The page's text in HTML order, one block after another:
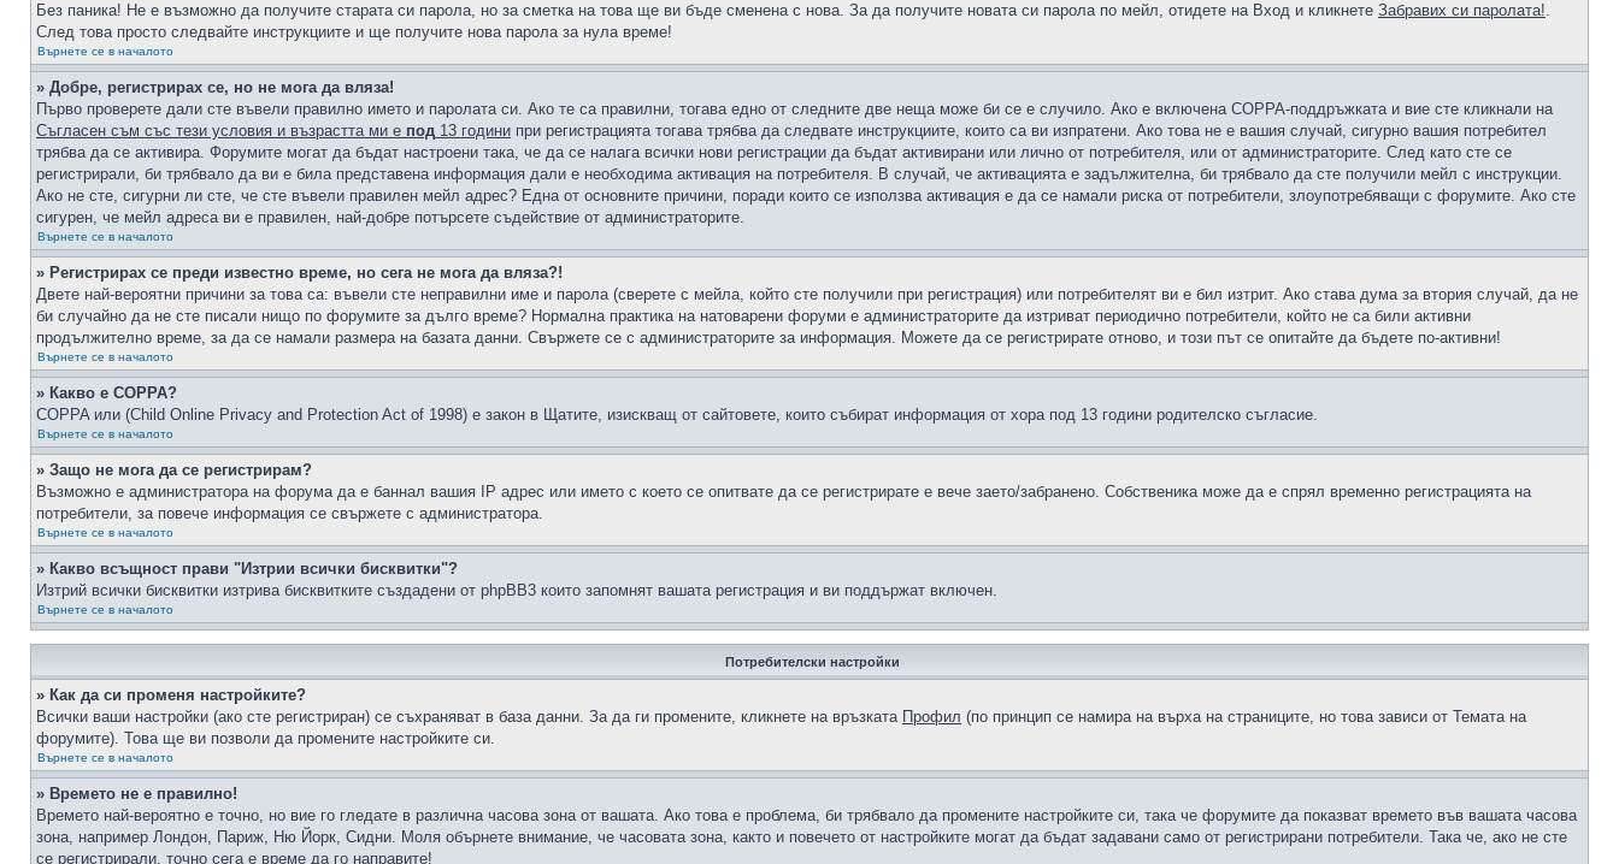
Без паника! Не е възможно да получите старата си парола, но за сметка на това ще ви бъде сменена с нова. За да получите новата си парола по мейл, отидете на Вход и кликнете Забравих си паролата!.
След това просто следвайте инструкциите и ще получите нова парола за нула време!
Върнете се в началото
» Добре, регистрирах се, но не мога да вляза!
Първо проверете дали сте въвели правилно името и паролата си. Ако те са правилни, тогава едно от следните две неща може би се е случило. Ако е включена COPPA-поддръжката и вие сте кликнали на
Съгласен съм със тези условия и възрастта ми е под 13 години при регистрацията тогава трябва да следвате инструкциите, които са ви изпратени. Ако това не е вашия случай, сигурно вашия потребител
трябва да се активира. Форумите могат да бъдат настроени така, че да се налага всички нови регистрации да бъдат активирани или лично от потребителя, или от администраторите. След като сте се
регистрирали, би трябвало да ви е била представена информация дали е необходима активация на потребителя. В случай, че активацията е задължителна, би трябвало да сте получили мейл с инструкции.
Ако не сте, сигурни ли сте, че сте въвели правилен мейл адрес? Една от основните причини, поради които се използва активация е да се намали риска от потребители, злоупотребяващи с форумите. Ако сте
сигурен, че мейл адреса ви е правилен, най-добре потърсете съдействие от администраторите.
Върнете се в началото
» Регистрирах се преди известно време, но сега не мога да вляза?!
Двете най-вероятни причини за това са: въвели сте неправилни име и парола (сверете с мейла, който сте получили при регистрация) или потребителят ви е бил изтрит. Ако става дума за втория случай, да не
би случайно да не сте писали нищо по форумите за дълго време? Нормална практика на натоварени форуми е администраторите да изтриват периодично потребители, който не са били активни
продължително време, за да се намали размера на базата данни. Свържете се с администраторите за информация. Можете да се регистрирате отново, и този път се опитайте да бъдете по-активни!
Върнете се в началото
» Какво е COPPA?
COPPA или (Child Online Privacy and Protection Act of 1998) е закон в Щатите, изискващ от сайтовете, които събират информация от хора под 13 години родителско съгласие.
Върнете се в началото
» Защо не мога да се регистрирам?
Възможно е администратора на форума да е баннал вашия IP адрес или името с което се опитвате да се регистрирате е вече заето/забранено. Собственика може да е спрял временно регистрацията на
потребители, за повече информация се свържете с администратора.
Върнете се в началото
» Какво всъщност прави "Изтрии всички бисквитки"?
Изтрий всички бисквитки изтрива бисквитките създадени от phpBB3 които запомнят вашата регистрация и ви поддържат включен.
Върнете се в началото
Потребителски настройки
» Как да си променя настройките?
Всички ваши настройки (ако сте регистриран) се съхраняват в база данни. За да ги промените, кликнете на връзката Профил (по принцип се намира на върха на страниците, но това зависи от Темата на
форумите). Това ще ви позволи да промените настройките си.
Върнете се в началото
» Времето не е правилно!
Времето най-вероятно е точно, но вие го гледате в различна часова зона от вашата. Ако това е проблема, би трябвало да промените настройките си, така че форумите да показват времето във вашата часова
зона, например Лондон, Париж, Ню Йорк, Сидни. Моля обърнете внимание, че часовата зона, както и повечето от настройките могат да бъдат задавани само от регистрирани потребители. Така че, ако не сте
се регистрирали, точно сега е време да го направите!